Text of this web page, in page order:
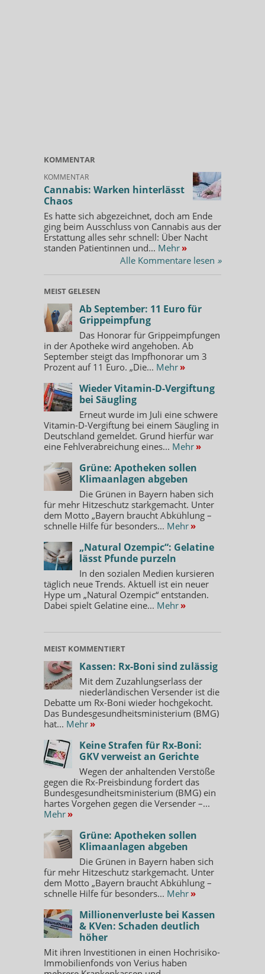
KOMMENTAR
KOMMENTAR
Cannabis: Warken hinterlässt
Chaos
Es hatte sich abgezeichnet, doch am Ende
ging beim Ausschluss von Cannabis aus der
Erstattung alles sehr schnell: Über Nacht
standen Patientinnen und... Mehr »
Alle Kommentare lesen »
MEIST GELESEN
Ab September: 11 Euro für
Grippeimpfung
Das Honorar für Grippeimpfungen
in der Apotheke wird angehoben. Ab
September steigt das Impfhonorar um 3
Prozent auf 11 Euro. „Die... Mehr »
Wieder Vitamin-D-Vergiftung
bei Säugling
Erneut wurde im Juli eine schwere
Vitamin-D-Vergiftung bei einem Säugling in
Deutschland gemeldet. Grund hierfür war
eine Fehlverabreichung eines... Mehr »
Grüne: Apotheken sollen
Klimaanlagen abgeben
Die Grünen in Bayern haben sich
für mehr Hitzeschutz starkgemacht. Unter
dem Motto „Bayern braucht Abkühlung –
schnelle Hilfe für besonders... Mehr »
„Natural Ozempic“: Gelatine
lässt Pfunde purzeln
In den sozialen Medien kursieren
täglich neue Trends. Aktuell ist ein neuer
Hype um „Natural Ozempic“ entstanden.
Dabei spielt Gelatine eine... Mehr »
MEIST KOMMENTIERT
Kassen: Rx-Boni sind zulässig
Mit dem Zuzahlungserlass der
niederländischen Versender ist die
Debatte um Rx-Boni wieder hochgekocht.
Das Bundesgesundheitsministerium (BMG)
hat... Mehr »
Keine Strafen für Rx-Boni:
GKV verweist an Gerichte
Wegen der anhaltenden Verstöße
gegen die Rx-Preisbindung fordert das
Bundesgesundheitsministerium (BMG) ein
hartes Vorgehen gegen die Versender –...
Mehr »
Grüne: Apotheken sollen
Klimaanlagen abgeben
Die Grünen in Bayern haben sich
für mehr Hitzeschutz starkgemacht. Unter
dem Motto „Bayern braucht Abkühlung –
schnelle Hilfe für besonders... Mehr »
Millionenverluste bei Kassen
& KVen: Schaden deutlich
höher
Mit ihren Investitionen in einen Hochrisiko-
Immobilienfonds von Verius haben